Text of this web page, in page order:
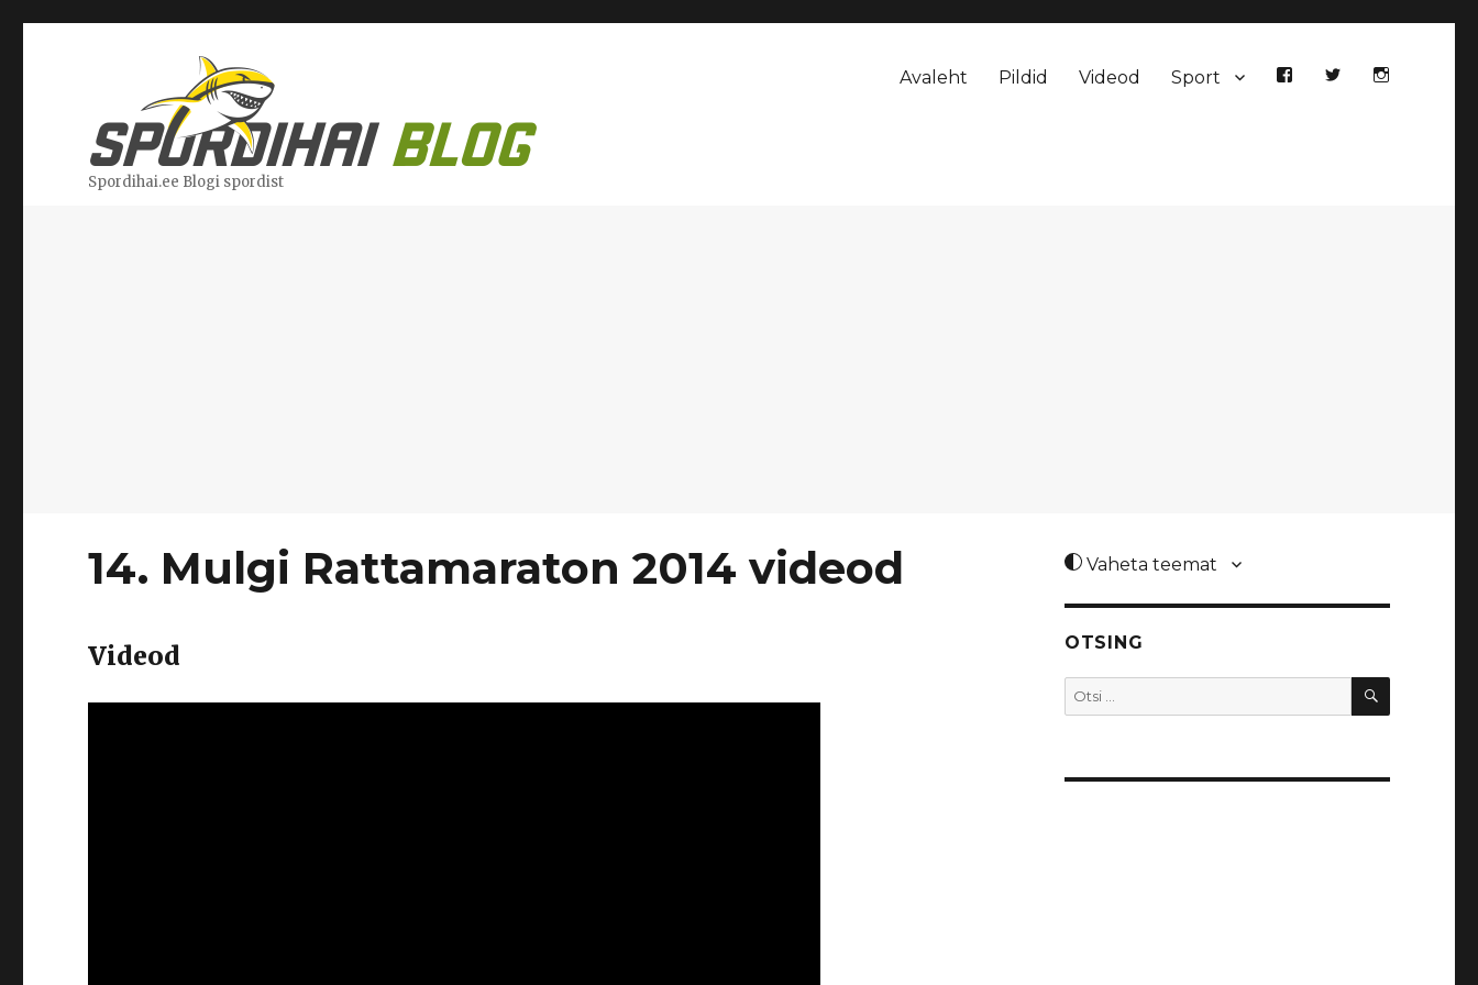
Spordihai.ee Blogi spordist
Avaleht Pildid Videod Sport
14. Mulgi Rattamaraton 2014 videod
Videod
Vaheta teemat
OTSING
Otsi: OTSI